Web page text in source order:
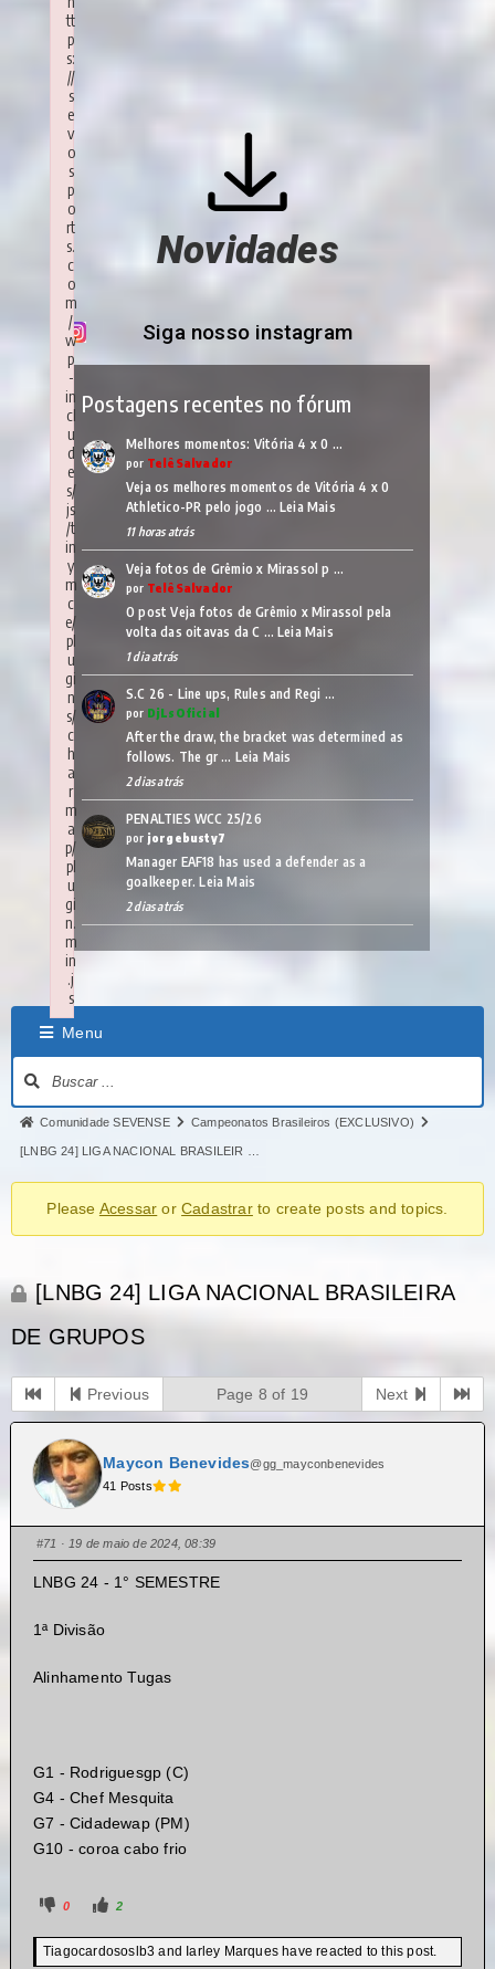
Novidades
Siga nosso instagram
Postagens recentes no fórum
Melhores momentos: Vitória 4 x 0 …
por TelêSalvador
Veja os melhores momentos de Vitória 4 x 0
Athletico-PR pelo jogo … Leia Mais
11 horas atrás
Veja fotos de Grêmio x Mirassol p …
por TelêSalvador
O post Veja fotos de Grêmio x Mirassol pela
volta das oitavas da C … Leia Mais
1 dia atrás
S.C 26 - Line ups, Rules and Regi …
por DjLsOficial
After the draw, the bracket was determined as
follows. The gr … Leia Mais
2 dias atrás
PENALTIES WCC 25/26
por jorgebusty7
Manager EAF18 has used a defender as a
goalkeeper.Leia Mais
2 dias atrás
Menu
Comunidade SEVENSE Campeonatos Brasileiros (EXCLUSIVO)
[LNBG 24] LIGA NACIONAL BRASILEIR …
Please Acessar orCadastrarto create posts and topics.
[LNBG 24] LIGA NACIONAL BRASILEIRA
DE GRUPOS
Previous Page 8 of 19 Next
Maycon Benevides@gg_mayconbenevides
41 Posts
#71 · 19 de maio de 2024, 08:39
LNBG 24 - 1° SEMESTRE
1ª Divisão
Alinhamento Tugas
G1 - Rodriguesgp (C)
G4 - Chef Mesquita
G7 - Cidadewap (PM)
G10 - coroa cabo frio
0 2
Tiagocardososlb3 and Iarley Marques have reacted to this post.
tt
p
s:
//
s
e
v
o
s
p
o
rt
s.
c
o
m
/
w
p
-
in
cl
u
d
e
s/
js
/t
in
y
m
c
e/
pl
u
gi
n
s/
c
h
a
r
m
a
p/
pl
u
gi
n.
m
in
.j
s
Failed to load plugin: charmap from url https://sevosports.com/wp-